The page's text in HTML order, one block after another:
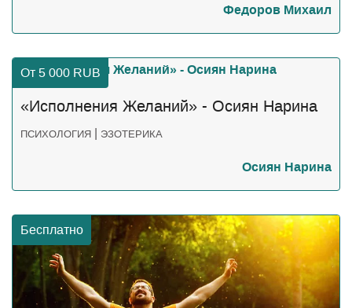
Федоров Михаил
От 5 000 RUB
«Исполнения Желаний» - Осиян Нарина
ПСИХОЛОГИЯ | ЭЗОТЕРИКА
Осиян Нарина
Бесплатно